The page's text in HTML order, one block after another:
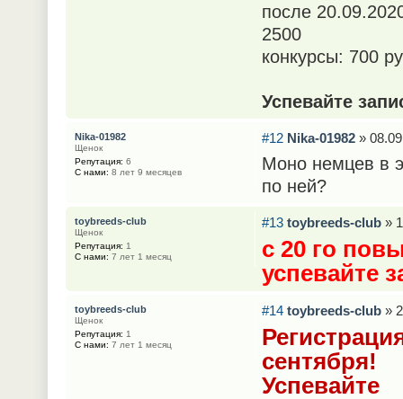
после
2500
конкурсы: 700
Успевайте
#12 Nika-01982»
Моно немцев в
по ней?
Nika-01982
Щенок
Репутация: 6
С нами: 8 лет 9 месяцев
#13 toybreeds-club»
с 20 го
успевайте
toybreeds-club
Щенок
Репутация: 1
С нами: 7 лет 1 месяц
#14 toybreeds-club»
сентября!
Успевайте
toybreeds-club
Щенок
Репутация: 1
С нами: 7 лет 1 месяц